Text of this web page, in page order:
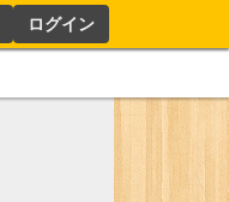
ログイン